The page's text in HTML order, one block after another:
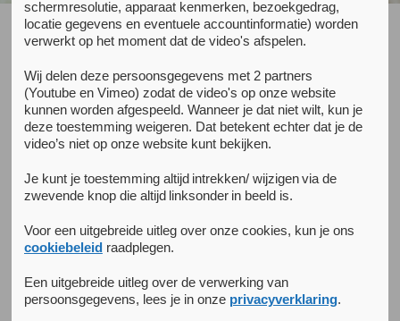
Alle nieuwsberichten
27 januari 2026
Nieuwe publicatie van het STOP! Revictimisatie
onderzoek
Er is een nieuwe publicatie verschenen van het STOP!
Revictimisatie onderzoek. De onderzoekers zijn in gesprek
gegaan met ervaringsdeskundigen van het Sinai centrum
over het minder kwetsbaar voelen voor herhaaldelijk
voorkomen van geweld nooit de verantwoordelijkheid van
diegene die het overkomt. De insteek van het onderzoek is
ervaringsdeskundigen gaven aan vooral baat te hebben bij:
schermresolutie, apparaat kenmerken, bezoekgedrag,
locatie gegevens en eventuele accountinformatie) worden
verwerkt op het moment dat de video's afspelen.
Wij delen deze persoonsgegevens met 2 partners
(Youtube en Vimeo) zodat de video's op onze website
kunnen worden afgespeeld. Wanneer je dat niet wilt, kun je
deze toestemming weigeren. Dat betekent echter dat je de
video’s niet op onze website kunt bekijken.
Je kunt je toestemming altijd intrekken/ wijzigen via de
zwevende knop die altijd linksonder in beeld is.
Voor een uitgebreide uitleg over onze cookies, kun je ons
cookiebeleidraadplegen.
Een uitgebreide uitleg over de verwerking van
persoonsgegevens, lees je in onze privacyverklaring.